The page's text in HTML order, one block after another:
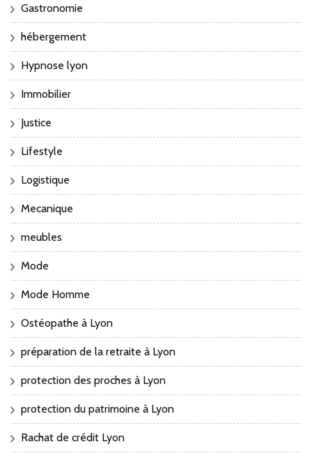
Gastronomie
hébergement
Hypnose lyon
Immobilier
Justice
Lifestyle
Logistique
Mecanique
meubles
Mode
Mode Homme
Ostéopathe à Lyon
préparation de la retraite à Lyon
protection des proches à Lyon
protection du patrimoine à Lyon
Rachat de crédit Lyon